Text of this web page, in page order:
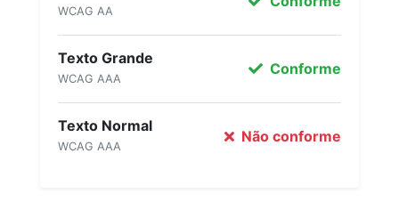
WCAG AA
Texto Grande
WCAG AAA
Conforme
Texto Normal
WCAG AAA
Não conforme